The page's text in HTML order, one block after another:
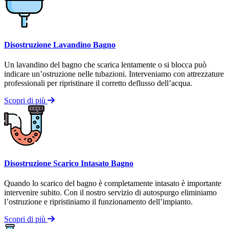
Disostruzione Lavandino Bagno
Un lavandino del bagno che scarica lentamente o si blocca può
indicare un’ostruzione nelle tubazioni. Interveniamo con attrezzature
professionali per ripristinare il corretto deflusso dell’acqua.
Scopri di più
Disostruzione Scarico Intasato Bagno
Quando lo scarico del bagno è completamente intasato è importante
intervenire subito. Con il nostro servizio di autospurgo eliminiamo
l’ostruzione e ripristiniamo il funzionamento dell’impianto.
Scopri di più